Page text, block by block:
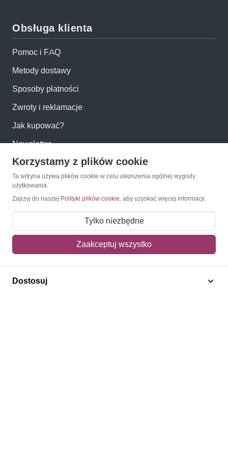
Obsługa klienta
Pomoc i FAQ
Metody dostawy
Sposoby płatności
Zwroty i reklamacje
Jak kupować?
Newsletter
Konto
Moje konto
Mój koszyk
Adres dostawy
Korzystamy z plików cookie
Ta witryna używa plików cookie w celu ulepszenia ogólnej wygody
użytkowania.
Zajrzyj do naszej Polityki plików cookie, aby uzyskać więcej informacji.
Tylko niezbędne
Zaakceptuj wszystko
Dostosuj